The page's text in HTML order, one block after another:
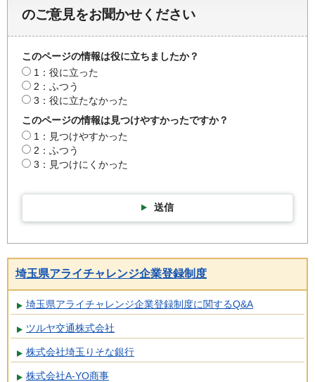
のご意見をお聞かせください
このページの情報は役に立ちましたか？
1：役に立った
2：ふつう
3：役に立たなかった
このページの情報は見つけやすかったですか？
1：見つけやすかった
2：ふつう
3：見つけにくかった
送信
埼玉県アライチャレンジ企業登録制度
埼玉県アライチャレンジ企業登録制度に関するQ&A
ツルヤ交通株式会社
株式会社埼玉りそな銀行
株式会社A-YO商事